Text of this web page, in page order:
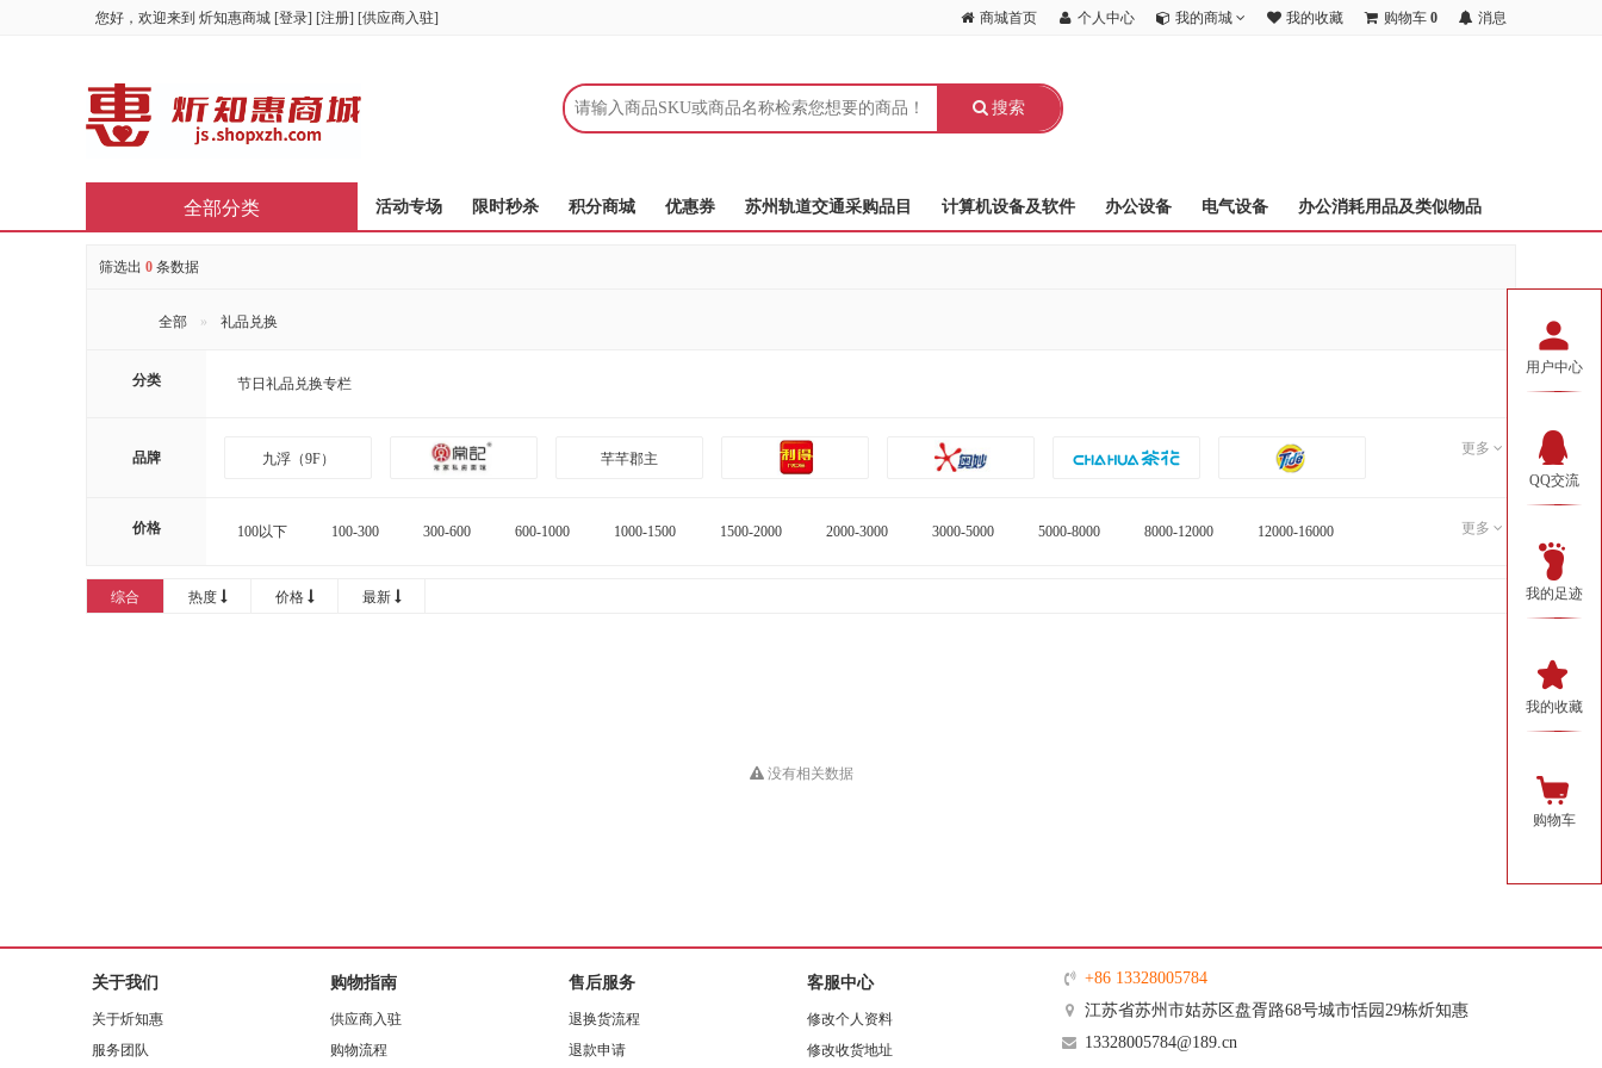
您好，欢迎来到 炘知惠商城 [登录] [注册] [供应商入驻] 商城首页 个人中心 我的商城 我的收藏 购物车 0 消息
搜索
活动专场 限时秒杀 积分商城 优惠券 苏州轨道交通采购品目 计算机设备及软件 办公设备 电气设备 办公消耗用品及类似物品
全部分类
筛选出 0 条数据
全部 礼品兑换
分类 节日礼品兑换专栏
品牌 九浮（9F） 芊芊郡主
杰霆
更多
价格 100以下 100-300 300-600 600-1000 1000-1500 1500-2000 2000-3000 3000-5000 5000-8000 8000-12000 12000-16000 更多
综合 热度 价格 最新
没有相关数据
关于我们
关于炘知惠
服务团队
购物指南
供应商入驻
购物流程
售后服务
退换货流程
退款申请
客服中心
修改个人资料
修改收货地址
+86 13328005784
江苏省苏州市姑苏区盘胥路68号城市恬园29栋炘知惠
13328005784@189.cn
用户中心
QQ交流
我的足迹
我的收藏
购物车